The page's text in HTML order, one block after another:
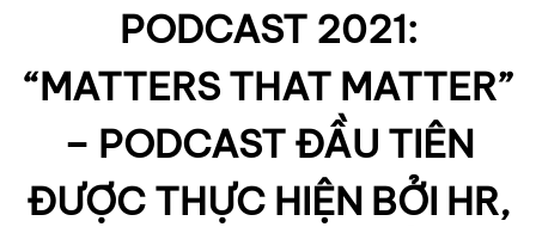
PODCAST 2021:
“MATTERS THAT MATTER”
– PODCAST ĐẦU TIÊN
ĐƯỢC THỰC HIỆN BỞI HR,